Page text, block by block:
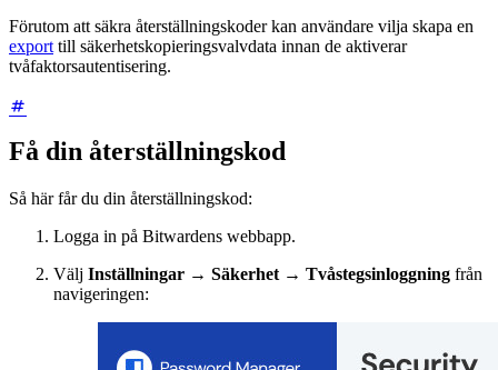
Förutom att säkra återställningskoder kan användare vilja skapa en
export till säkerhetskopieringsvalvdata innan de aktiverar
tvåfaktorsautentisering.
Få din återställningskod
Så här får du din återställningskod:
Logga in på Bitwardens webbapp.
Välj Inställningar → Säkerhet → Tvåstegsinloggning från
navigeringen: